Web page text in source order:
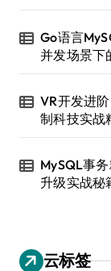
Go语言
并发场景下
VR开发进
制科技实战
MySQL事
升级实战秘
云标签